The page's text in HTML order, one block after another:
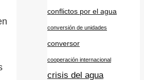
conflictos por el agua
conversión de unidades
conversor
cooperación internacional
crisis del agua